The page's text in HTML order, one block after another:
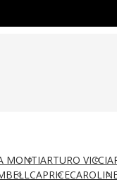
MONTIARTURO VICCI
CAPRICE